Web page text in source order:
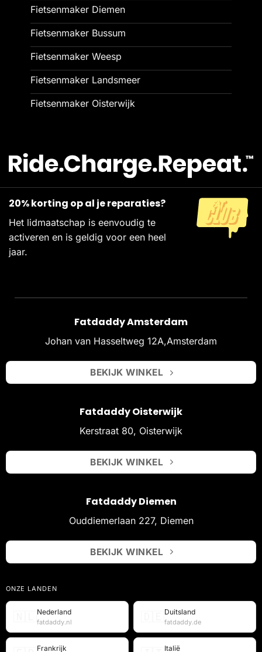
Fietsenmaker Diemen
Fietsenmaker Bussum
Fietsenmaker Weesp
Fietsenmaker Landsmeer
Fietsenmaker Oisterwijk
20% korting op al je reparaties?
Het lidmaatschap is eenvoudig te
activeren en is geldig voor een heel
jaar.
Fatdaddy Amsterdam
Johan van Hasseltweg 12A,Amsterdam
BEKIJK WINKEL
Fatdaddy Oisterwijk
Kerstraat 80, Oisterwijk
BEKIJK WINKEL
Fatdaddy Diemen
Ouddiemerlaan 227, Diemen
BEKIJK WINKEL
ONZE LANDEN
Nederland
fatdaddy.nl
Duitsland
fatdaddy.de
Frankrijk Italië